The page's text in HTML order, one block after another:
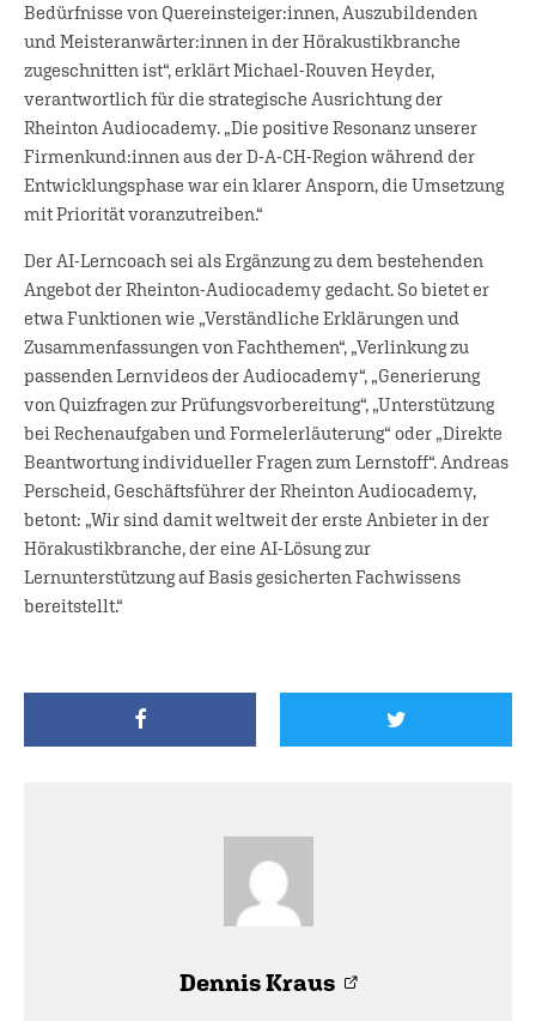
Bedürfnisse von Quereinsteiger:innen, Auszubildenden
und Meisteranwärter:innen in der Hörakustikbranche
zugeschnitten ist“, erklärt Michael-Rouven Heyder,
verantwortlich für die strategische Ausrichtung der
Rheinton Audiocademy. „Die positive Resonanz unserer
Firmenkund:innen aus der D-A-CH-Region während der
Entwicklungsphase war ein klarer Ansporn, die Umsetzung
mit Priorität voranzutreiben.“
Der AI-Lerncoach sei als Ergänzung zu dem bestehenden
Angebot der Rheinton-Audiocademy gedacht. So bietet er
etwa Funktionen wie „Verständliche Erklärungen und
Zusammenfassungen von Fachthemen“, „Verlinkung zu
passenden Lernvideos der Audiocademy“, „Generierung
von Quizfragen zur Prüfungsvorbereitung“, „Unterstützung
bei Rechenaufgaben und Formelerläuterung“ oder „Direkte
Beantwortung individueller Fragen zum Lernstoff“. Andreas
Perscheid, Geschäftsführer der Rheinton Audiocademy,
betont: „Wir sind damit weltweit der erste Anbieter in der
Hörakustikbranche, der eine AI-Lösung zur
Lernunterstützung auf Basis gesicherten Fachwissens
bereitstellt.“
Dennis Kraus